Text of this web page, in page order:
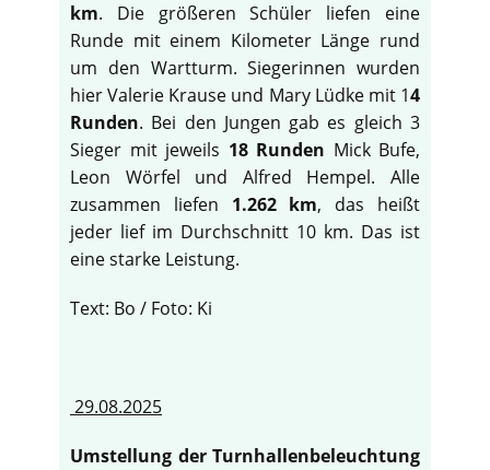
km. Die größeren Schüler liefen eine
Runde mit einem Kilometer Länge rund
um den Wartturm. Siegerinnen wurden
hier Valerie Krause und Mary Lüdke mit 14
Runden. Bei den Jungen gab es gleich 3
Sieger mit jeweils 18 Runden Mick Bufe,
Leon Wörfel und Alfred Hempel. Alle
zusammen liefen 1.262 km, das heißt
jeder lief im Durchschnitt 10 km. Das ist
eine starke Leistung.
Text: Bo / Foto: Ki
29.08.2025
Umstellung der Turnhallenbeleuchtung